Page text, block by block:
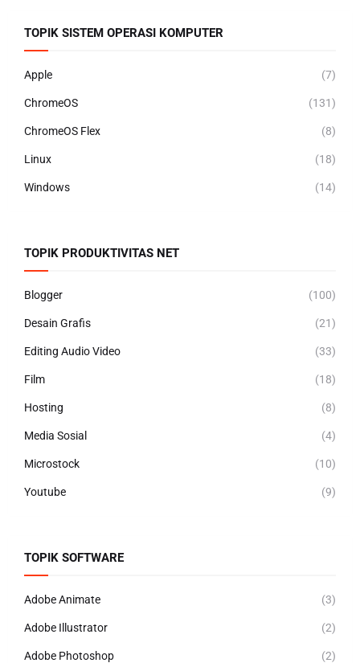
TOPIK SISTEM OPERASI KOMPUTER
Apple (7)
ChromeOS (131)
ChromeOS Flex (8)
Linux (18)
Windows (14)
TOPIK PRODUKTIVITAS NET
Blogger (100)
Desain Grafis (21)
Editing Audio Video (33)
Film (18)
Hosting (8)
Media Sosial (4)
Microstock (10)
Youtube (9)
TOPIK SOFTWARE
Adobe Animate (3)
Adobe Illustrator (2)
Adobe Photoshop (2)